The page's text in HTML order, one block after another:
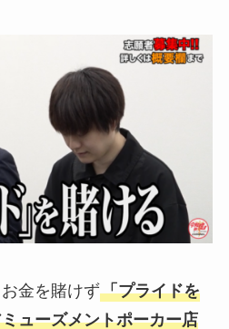
金を賭けず「プライドを
ューズメントポーカー店